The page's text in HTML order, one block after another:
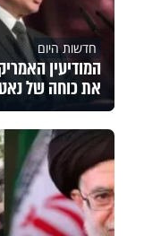
חדשות היום
המודיעין
את כוחה של